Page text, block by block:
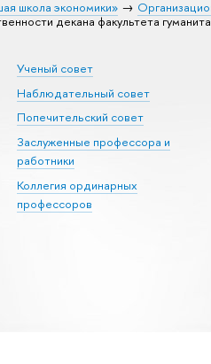
школа экономики»
декана факультета
Ученый совет
Наблюдательный совет
Попечительский совет
Заслуженные профессора и
работники
Коллегия ординарных
профессоров